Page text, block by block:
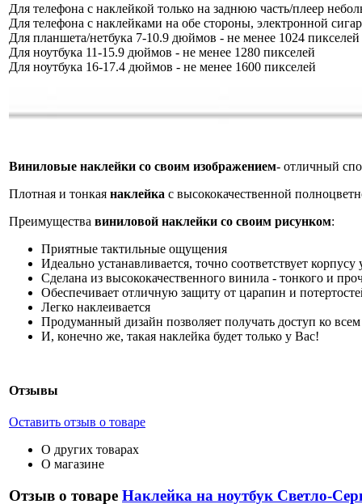
Для телефона с наклейкой только на заднюю часть/плеер
Для телефона с наклейками на обе стороны, электронной
Для планшета/нетбука 7-10.9 дюймов - не менее 1024 пикселей
Для ноутбука 11-15.9 дюймов - не менее 1280 пикселей
Для ноутбука 16-17.4 дюймов - не менее 1600 пикселей
Виниловые наклейки со своим изображением- отличный
Плотная и тонкая наклейка с высококачественной
Преимущества виниловой наклейки со своим рисунком:
Приятные тактильные ощущения
Идеально устанавливается, точно соответствует корпусу
Сделана из высококачественного винила - тонкого и
Обеспечивает отличную защиту от царапин и
Легко наклеивается
Продуманный дизайн позволяет получать доступ ко
И, конечно же, такая наклейка будет только у Вас!
Отзывы
Оставить отзыв о товаре
О других товарах
О магазине
Отзыв о товаре Наклейка на ноутбук Светло-